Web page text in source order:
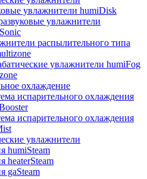
увлажнители humiDisk
увлажнители
распылительного типа
увлажнители humiFog
охлаждение
испарительного охлаждения
испарительного охлаждения
увлажнители
humiSteam
heaterSteam
gaSteam